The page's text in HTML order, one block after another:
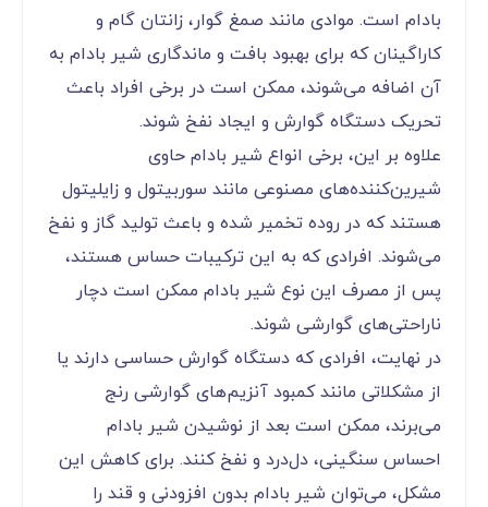
بادام است. موادی مانند صمغ گوار، زانتان گام و
کاراگینان که برای بهبود بافت و ماندگاری شیر بادام به
آن اضافه می‌شوند، ممکن است در برخی افراد باعث
تحریک دستگاه گوارش و ایجاد نفخ شوند.
علاوه بر این، برخی انواع شیر بادام حاوی
شیرین‌کننده‌های مصنوعی مانند سوربیتول و زایلیتول
هستند که در روده تخمیر شده و باعث تولید گاز و نفخ
می‌شوند. افرادی که به این ترکیبات حساس هستند،
پس از مصرف این نوع شیر بادام ممکن است دچار
ناراحتی‌های گوارشی شوند.
در نهایت، افرادی که دستگاه گوارش حساسی دارند یا
از مشکلاتی مانند کمبود آنزیم‌های گوارشی رنج
می‌برند، ممکن است بعد از نوشیدن شیر بادام
احساس سنگینی، دل‌درد و نفخ کنند. برای کاهش این
مشکل، می‌توان شیر بادام بدون افزودنی و قند را